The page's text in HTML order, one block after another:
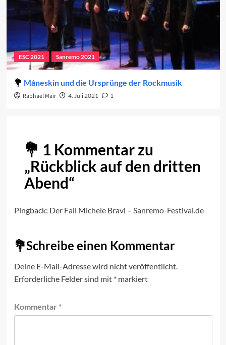
ESC 2021 Sanremo 2021
Måneskin und die Ursprünge der Rockmusik
Raphael Mair 4. Juli 2021 1
1 Kommentar zu
„Rückblick auf den dritten
Abend“
Pingback: Der Fall Michele Bravi – Sanremo-Festival.de
Schreibe einen Kommentar
Deine E-Mail-Adresse wird nicht veröffentlicht.
Erforderliche Felder sind mit *markiert
Kommentar *